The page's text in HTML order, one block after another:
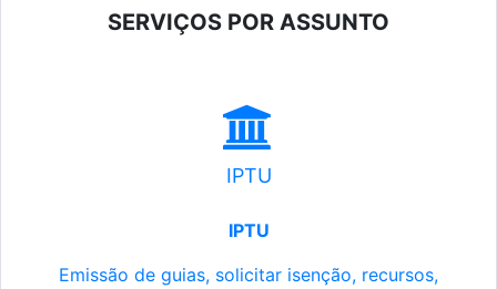
SERVIÇOS POR ASSUNTO
IPTU
IPTU
Emissão de guias, solicitar isenção, recursos,